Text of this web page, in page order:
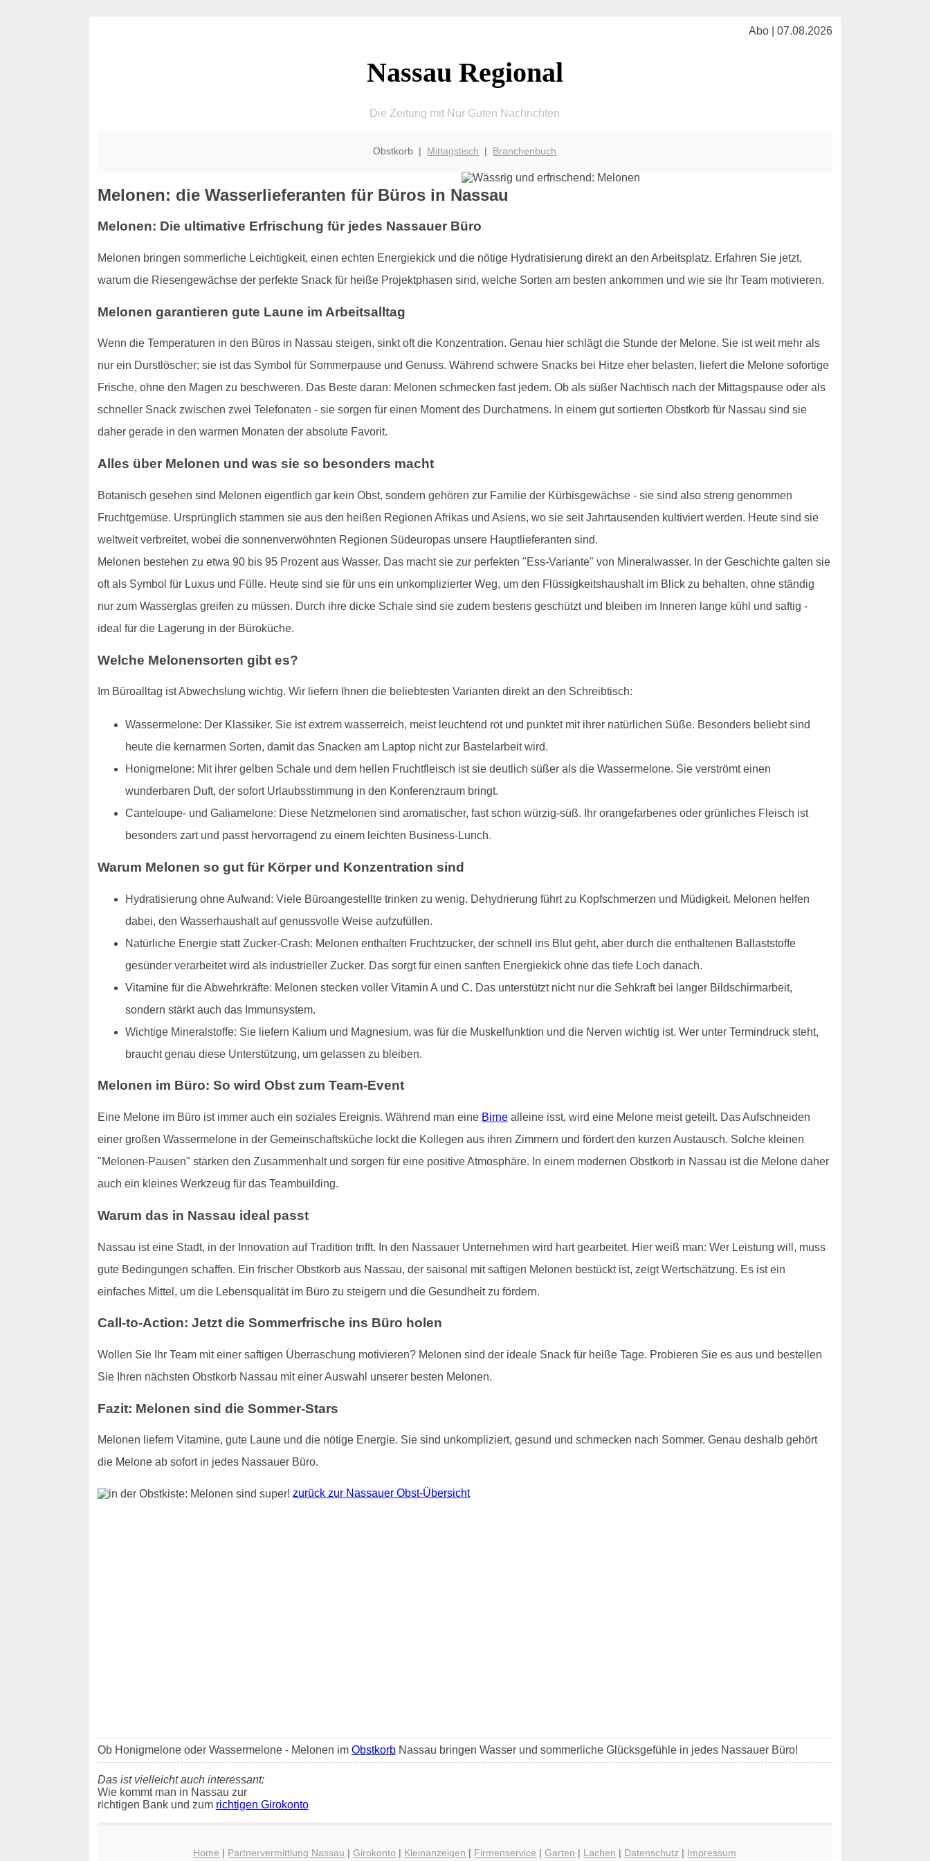
Abo | 07.08.2026
Nassau Regional
Die Zeitung mit Nur Guten Nachrichten
Obstkorb | Mittagstisch | Branchenbuch
Melonen: die Wasserlieferanten für Büros in Nassau
Melonen: Die ultimative Erfrischung für jedes Nassauer Büro
Melonen bringen sommerliche Leichtigkeit, einen echten Energiekick und die nötige Hydratisierung direkt an den Arbeitsplatz. Erfahren Sie jetzt,
warum die Riesengewächse der perfekte Snack für heiße Projektphasen sind, welche Sorten am besten ankommen und wie sie Ihr Team motivieren.
Melonen garantieren gute Laune im Arbeitsalltag
Wenn die Temperaturen in den Büros in Nassau steigen, sinkt oft die Konzentration. Genau hier schlägt die Stunde der Melone. Sie ist weit mehr als
nur ein Durstlöscher; sie ist das Symbol für Sommerpause und Genuss. Während schwere Snacks bei Hitze eher belasten, liefert die Melone sofortige
Frische, ohne den Magen zu beschweren. Das Beste daran: Melonen schmecken fast jedem. Ob als süßer Nachtisch nach der Mittagspause oder als
schneller Snack zwischen zwei Telefonaten - sie sorgen für einen Moment des Durchatmens. In einem gut sortierten Obstkorb für Nassau sind sie
daher gerade in den warmen Monaten der absolute Favorit.
Alles über Melonen und was sie so besonders macht
Botanisch gesehen sind Melonen eigentlich gar kein Obst, sondern gehören zur Familie der Kürbisgewächse - sie sind also streng genommen
Fruchtgemüse. Ursprünglich stammen sie aus den heißen Regionen Afrikas und Asiens, wo sie seit Jahrtausenden kultiviert werden. Heute sind sie
weltweit verbreitet, wobei die sonnenverwöhnten Regionen Südeuropas unsere Hauptlieferanten sind.
Melonen bestehen zu etwa 90 bis 95 Prozent aus Wasser. Das macht sie zur perfekten "Ess-Variante" von Mineralwasser. In der Geschichte galten sie
oft als Symbol für Luxus und Fülle. Heute sind sie für uns ein unkomplizierter Weg, um den Flüssigkeitshaushalt im Blick zu behalten, ohne ständig
nur zum Wasserglas greifen zu müssen. Durch ihre dicke Schale sind sie zudem bestens geschützt und bleiben im Inneren lange kühl und saftig -
ideal für die Lagerung in der Büroküche.
Welche Melonensorten gibt es?
Im Büroalltag ist Abwechslung wichtig. Wir liefern Ihnen die beliebtesten Varianten direkt an den Schreibtisch:
Wassermelone: Der Klassiker. Sie ist extrem wasserreich, meist leuchtend rot und punktet mit ihrer natürlichen Süße. Besonders beliebt sind
heute die kernarmen Sorten, damit das Snacken am Laptop nicht zur Bastelarbeit wird.
Honigmelone: Mit ihrer gelben Schale und dem hellen Fruchtfleisch ist sie deutlich süßer als die Wassermelone. Sie verströmt einen
wunderbaren Duft, der sofort Urlaubsstimmung in den Konferenzraum bringt.
Canteloupe- und Galiamelone: Diese Netzmelonen sind aromatischer, fast schon würzig-süß. Ihr orangefarbenes oder grünliches Fleisch ist
besonders zart und passt hervorragend zu einem leichten Business-Lunch.
Warum Melonen so gut für Körper und Konzentration sind
Hydratisierung ohne Aufwand: Viele Büroangestellte trinken zu wenig. Dehydrierung führt zu Kopfschmerzen und Müdigkeit. Melonen helfen
dabei, den Wasserhaushalt auf genussvolle Weise aufzufüllen.
Natürliche Energie statt Zucker-Crash: Melonen enthalten Fruchtzucker, der schnell ins Blut geht, aber durch die enthaltenen Ballaststoffe
gesünder verarbeitet wird als industrieller Zucker. Das sorgt für einen sanften Energiekick ohne das tiefe Loch danach.
Vitamine für die Abwehrkräfte: Melonen stecken voller Vitamin A und C. Das unterstützt nicht nur die Sehkraft bei langer Bildschirmarbeit,
sondern stärkt auch das Immunsystem.
Wichtige Mineralstoffe: Sie liefern Kalium und Magnesium, was für die Muskelfunktion und die Nerven wichtig ist. Wer unter Termindruck steht,
braucht genau diese Unterstützung, um gelassen zu bleiben.
Melonen im Büro: So wird Obst zum Team-Event
Eine Melone im Büro ist immer auch ein soziales Ereignis. Während man eine Birnealleine isst, wird eine Melone meist geteilt. Das Aufschneiden
einer großen Wassermelone in der Gemeinschaftsküche lockt die Kollegen aus ihren Zimmern und fördert den kurzen Austausch. Solche kleinen
"Melonen-Pausen" stärken den Zusammenhalt und sorgen für eine positive Atmosphäre. In einem modernen Obstkorb in Nassau ist die Melone daher
auch ein kleines Werkzeug für das Teambuilding.
Warum das in Nassau ideal passt
Nassau ist eine Stadt, in der Innovation auf Tradition trifft. In den Nassauer Unternehmen wird hart gearbeitet. Hier weiß man: Wer Leistung will, muss
gute Bedingungen schaffen. Ein frischer Obstkorb aus Nassau, der saisonal mit saftigen Melonen bestückt ist, zeigt Wertschätzung. Es ist ein
einfaches Mittel, um die Lebensqualität im Büro zu steigern und die Gesundheit zu fördern.
Call-to-Action: Jetzt die Sommerfrische ins Büro holen
Wollen Sie Ihr Team mit einer saftigen Überraschung motivieren? Melonen sind der ideale Snack für heiße Tage. Probieren Sie es aus und bestellen
Sie Ihren nächsten Obstkorb Nassau mit einer Auswahl unserer besten Melonen.
Fazit: Melonen sind die Sommer-Stars
Melonen liefern Vitamine, gute Laune und die nötige Energie. Sie sind unkompliziert, gesund und schmecken nach Sommer. Genau deshalb gehört
die Melone ab sofort in jedes Nassauer Büro.
zurück zur Nassauer Obst-Übersicht
Ob Honigmelone oder Wassermelone - Melonen im ObstkorbNassau bringen Wasser und sommerliche Glücksgefühle in jedes Nassauer Büro!
Das ist vielleicht auch interessant:
Wie kommt man in Nassau zur
richtigen Bank und zum richtigen Girokonto
Home | Partnervermittlung Nassau |Girokonto | Kleinanzeigen | Firmenservice |Garten | Lachen | Datenschutz | Impressum